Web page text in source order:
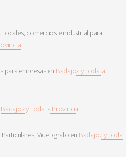
comercios e industrial para
para empresas en Badajoz y Toda la
Badajoz y Toda la Provincia
Videografo en Badajoz y Toda